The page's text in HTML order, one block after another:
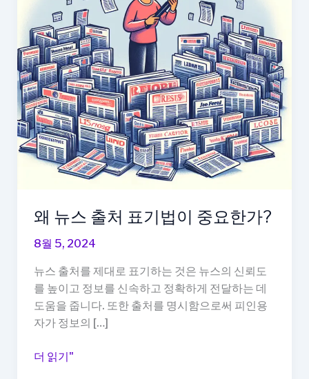
왜 뉴스 출처 표기법이 중요한가?
8월 5, 2024
뉴스 출처를 제대로 표기하는 것은 뉴스의 신뢰도
를 높이고 정보를 신속하고 정확하게 전달하는 데
도움을 줍니다. 또한 출처를 명시함으로써 피인용
자가 정보의 […]
왜
더 읽기"